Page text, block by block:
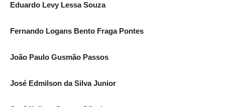
Eduardo Levy Lessa Souza
Fernando Logans Bento Fraga Pontes
João Paulo Gusmão Passos
José Edmilson da Silva Junior